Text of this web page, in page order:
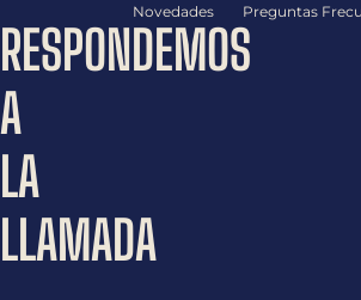
RESPONDEMOS
A
LA
LLAMADA
Novedades Preguntas